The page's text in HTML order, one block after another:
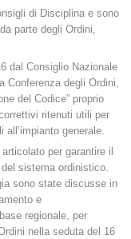
di Disciplina e sono
parte degli Ordini,
dal Consiglio Nazionale
Conferenza degli Ordini,
del Codice” proprio
ritenuti utili per
generale.
per garantire il
sistema ordinistico.
sono state discusse in
e
regionale, per
nella seduta del 16